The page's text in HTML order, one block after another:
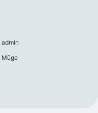
admin
Müge